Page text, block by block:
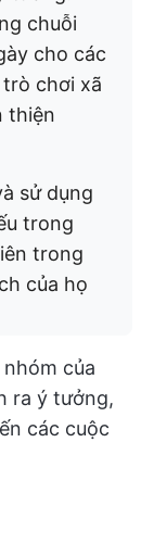
chuỗi
cho các
chơi xã
thiện
sử dụng
trong
trong
của họ
của
ra ý tưởng,
các cuộc